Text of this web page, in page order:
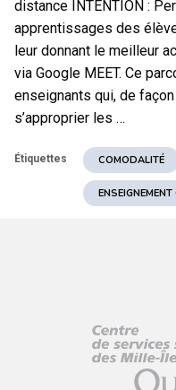
distance INTENTION :
apprentissages des
leur donnant le meilleur
via Google MEET. Ce
enseignants qui, de
s’approprier les …
Étiquettes COMODALITÉ